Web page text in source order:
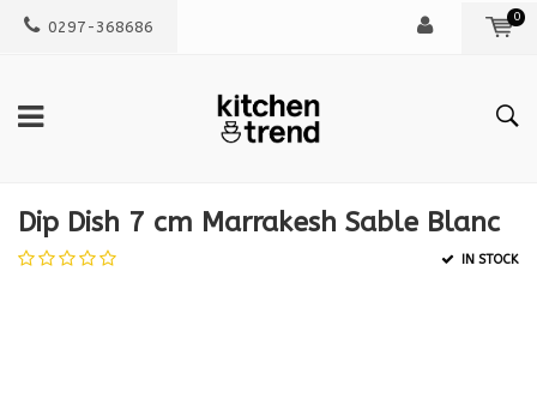
0297-368686
0
Dip Dish 7 cm Marrakesh Sable Blanc
IN STOCK